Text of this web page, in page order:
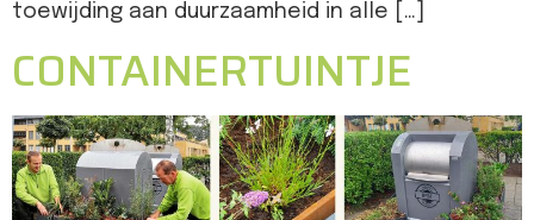
toewijding aan duurzaamheid in alle […]
CONTAINERTUINTJE